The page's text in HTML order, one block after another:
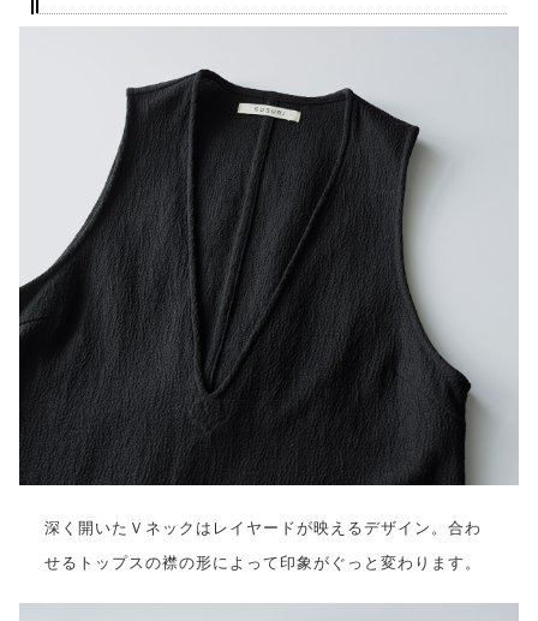
深く開いたＶネックはレイヤードが映えるデザイン。合わ
せるトップスの襟の形によって印象がぐっと変わります。